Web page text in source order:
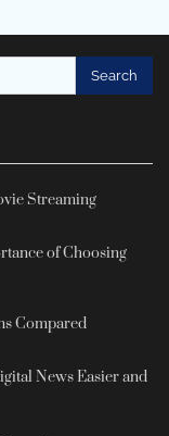
Streaming
of Choosing
Compared
News Easier and